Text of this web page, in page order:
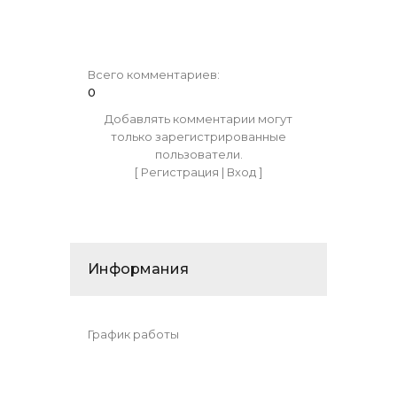
Всего комментариев:
0
Добавлять комментарии могут
только зарегистрированные
пользователи.
[ Регистрация | Вход]
Информания
График работы